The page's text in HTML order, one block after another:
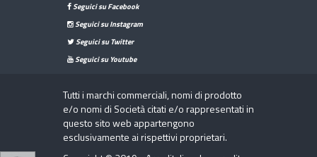
Seguici su Facebook
Seguici su Instagram
Seguici su Twitter
Seguici su Youtube
Tutti i marchi commerciali, nomi di prodotto
e/o nomi di Società citati e/o rappresentati in
questo sito web appartengono
esclusivamente ai rispettivi proprietari.